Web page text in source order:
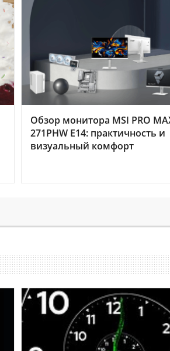
Обзор монитора MSI PRO
271PHW E14: практичность и
визуальный комфорт